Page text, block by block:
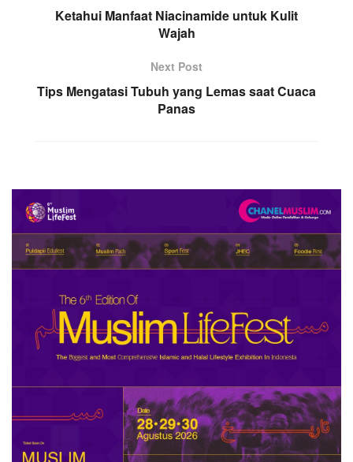
Ketahui Manfaat Niacinamide untuk Kulit
Wajah
Next Post
Tips Mengatasi Tubuh yang Lemas saat Cuaca
Panas